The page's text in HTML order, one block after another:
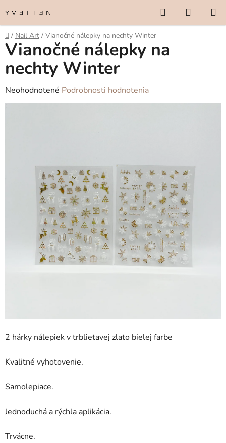
na
obsah
Hľadať
KOŠÍK
Domov
/ Nail Art / Vianočné nálepky na nechty Winter
2 hárky nálepiek v trblietavej zlato bielej farbe
Kvalitné vyhotovenie.
Samolepiace.
Jednoduchá a rýchla aplikácia.
Trvácne.
Vianočné nálepky na
nechty Winter
Priemerné
hodnotenie
hviezdičiek.
Neohodnotené Podrobnosti hodnotenia